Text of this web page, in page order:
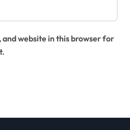
and website in this browser for